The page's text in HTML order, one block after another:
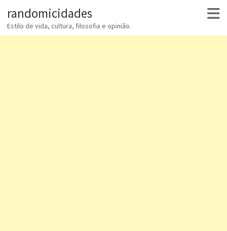
randomicidades
Estilo de vida, cultura, filosofia e opinião.